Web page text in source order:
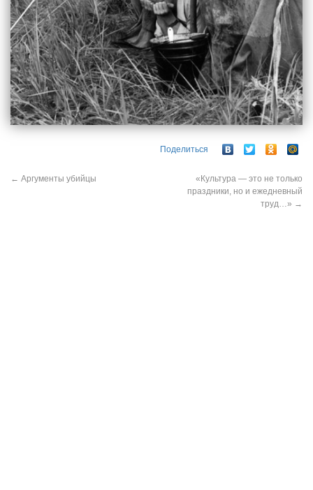
Поделиться
← Аргументы убийцы
«Культура — это не только
праздники, но и ежедневный
труд…» →